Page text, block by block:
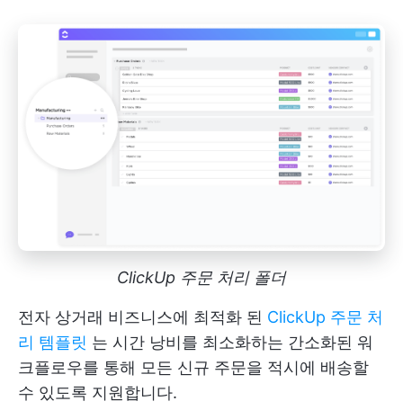
ClickUp 주문 처리 폴더
전자 상거래 비즈니스에 최적화 된 ClickUp 주문 처
리 템플릿 는 시간 낭비를 최소화하는 간소화된 워
크플로우를 통해 모든 신규 주문을 적시에 배송할
수 있도록 지원합니다.